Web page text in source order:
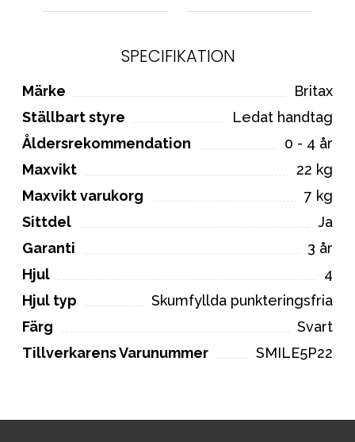
SPECIFIKATION
Märke
Britax
Ställbart styre
Ledat handtag
Åldersrekommendation
0 - 4 år
Maxvikt
22 kg
Maxvikt varukorg
7 kg
Sittdel
Ja
Garanti
3 år
Hjul
4
Hjul typ
Skumfyllda punkteringsfria
Färg
Svart
Tillverkarens Varunummer
SMILE5P22